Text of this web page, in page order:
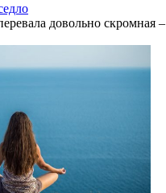
довольно скромная –